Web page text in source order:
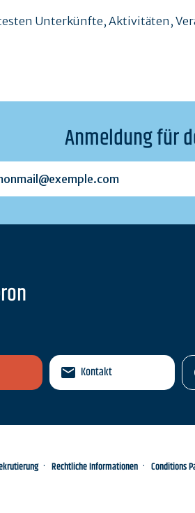
Unterkünfte, Aktivitäten,
Anmeldung für
Kontakt
Rechtliche Informationen Conditions